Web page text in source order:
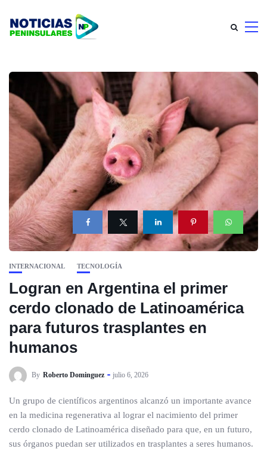
INTERNACIONAL TECNOLOGÍA
Logran en Argentina el primer
cerdo clonado de Latinoamérica
para futuros trasplantes en
humanos
By Roberto Dominguez julio 6, 2026
Un grupo de científicos argentinos alcanzó un importante avance
en la medicina regenerativa al lograr el nacimiento del primer
cerdo clonado de Latinoamérica diseñado para que, en un futuro,
sus órganos puedan ser utilizados en trasplantes a seres humanos.